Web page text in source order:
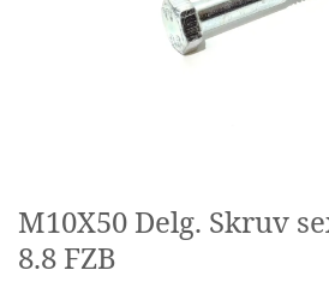
M10X50 Delg. Skruv
8.8 FZB